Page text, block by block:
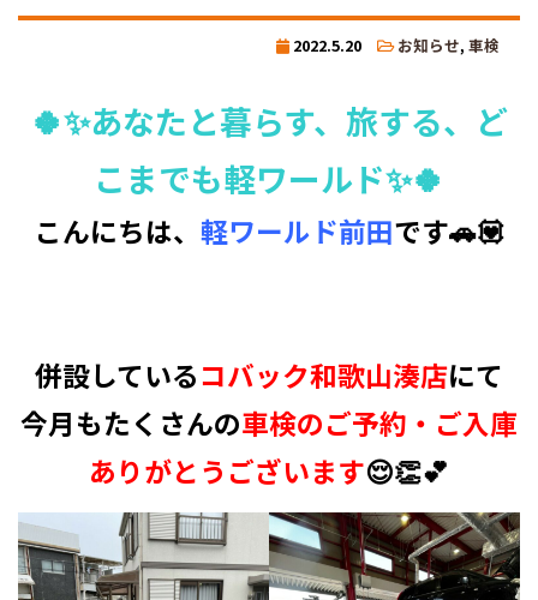
2022.5.20 お知らせ, 車検
🍀✨あなたと暮らす、旅する、ど
こまでも軽ワールド✨🍀
こんにちは、 軽ワールド前田です🚗💟
併設しているコバック和歌山湊店にて
今月もたくさんの車検のご予約・ご入庫
ありがとうございます😌👏💕